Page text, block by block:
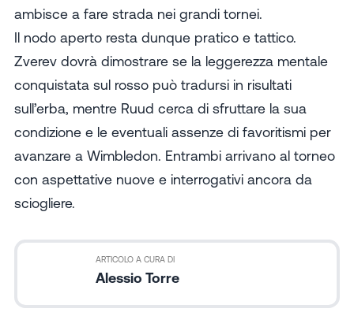
ambisce a fare strada nei grandi tornei.
Il nodo aperto resta dunque pratico e tattico.
Zverev dovrà dimostrare se la leggerezza mentale
conquistata sul rosso può tradursi in risultati
sull’erba, mentre Ruud cerca di sfruttare la sua
condizione e le eventuali assenze di favoritismi per
avanzare a Wimbledon. Entrambi arrivano al torneo
con aspettative nuove e interrogativi ancora da
sciogliere.
ARTICOLO A CURA DI
Alessio Torre
Pronostico Benevento-
Pronostico Arezzo-